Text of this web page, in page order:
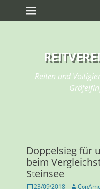
Erstes Menü
Reiten und
Doppelsieg für
beim
Steinsee
23/09/2018